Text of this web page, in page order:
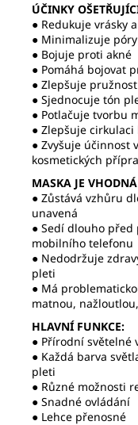
ÚČINKY
● Redukuje vrásky
● Minimalizuje póry
● Bojuje proti akné
● Pomáhá bojovat
● Zlepšuje
● Sjednocuje tón
● Potlačuje tvorbu
● Zlepšuje
● Zvyšuje účinnost
kosmetických
MASKA JE
● Zůstává vzhůru
unavená
● Sedí dlouho před
mobilního telefonu
● Nedodržuje
pleti
● Má
matnou,
HLAVNÍ FUNKCE:
● Přírodní světelné
● Každá barva
pleti
● Různé možnosti
● Snadné ovládání
● Lehce přenosné